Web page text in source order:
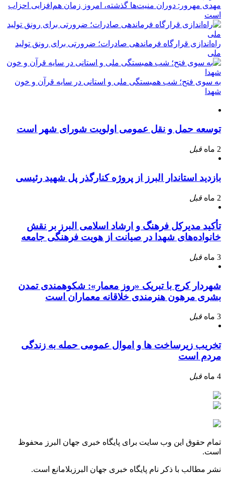
مهدی مهرور: دوران منیت‌ها گذشته، امروز زمان هم‌افزایی احزاب
است
راه‌اندازی قرارگاه فرماندهی صادرات؛ ضرورتی برای رونق تولید
ملی
به سوی فتح؛ شب همبستگی ملی و استانی در سایه قرآن و خون
شهدا
توسعه حمل و نقل عمومی اولویت شورای شهر است
2 ماه قبل
بازدید استاندار البرز از پروژه کنارگذر پل شهید رئیسی
2 ماه قبل
تأکید مدیرکل فرهنگ و ارشاد اسلامی البرز بر نقش
خانواده‌های شهدا در صیانت از هویت فرهنگی جامعه
3 ماه قبل
شهردار کرج با تبریک «روز معمار»: شکوهمندی تمدن
بشری مرهون هنرمندی خلاقانه معماران است
3 ماه قبل
تخریب زیرساخت ها و اموال عمومی حمله به زندگی
مردم است
4 ماه قبل
تمام حقوق این وب سایت برای پایگاه خبری جهان البرز محفوظ
است.
نشر مطالب با ذکر نام پایگاه خبری جهان البرزبلامانع است.